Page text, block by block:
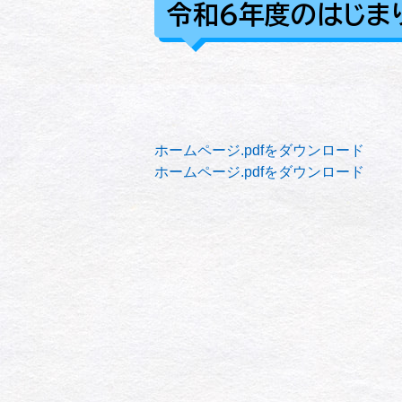
令和6年度のはじま
ホームページ.pdfをダウンロード
ホームページ.pdfをダウンロード